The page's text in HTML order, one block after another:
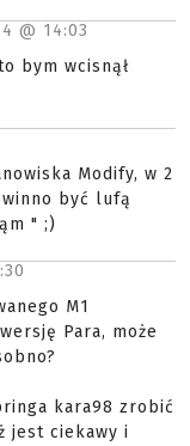
@ 14:03
bym wcisnął
Modify, w 2
być lufą
" ;)
M1
Para, może
kara98 zrobić
jest ciekawy i